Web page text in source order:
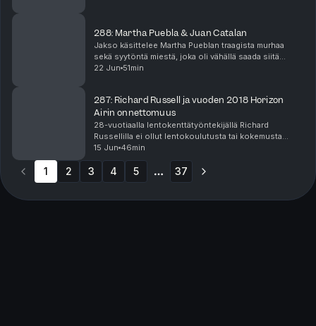
288: Martha Puebla & Juan Catalan
Jakso käsittelee Martha Pueblan traagista murhaa
sekä syytöntä miestä, joka oli vähällä saada siitä
kuolemantuomion. Juan Catalan pidätettiin ja häntä
22 Jun 51min
287: Richard Russell ja vuoden 2018 Horizon
Airin onnettomuus
28-vuotiaalla lentokenttätyöntekijällä Richard
Russellilla ei ollut lentokoulutusta tai kokemusta
lentämisestä. Silti hän onnistui käynnistämään
matkustajakoneen moottorit, nousemaan ilmaan ja
lentämä...
15 Jun 46min
1 2 3 4 5 37